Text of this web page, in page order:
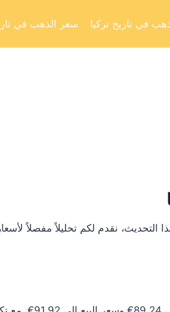
سعر الذهب في في تاريخ تركيا
نقدم لكم تحليلاً مفصلاً